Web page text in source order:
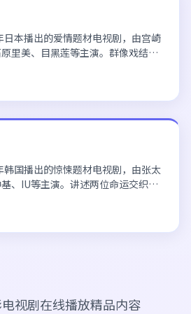
日本播出的爱情题材电视剧，由宫崎
里美、目黑莲等主演。群像戏结构
费高清观...
66分钟/集
韩国播出的惊悚题材电视剧，由张太
、IU等主演。讲述两位命运交织的
线播放...
视剧在线播放精品内容